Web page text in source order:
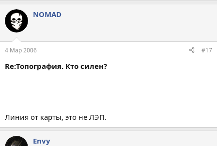
NOMAD
4 Мар 2006 #17
Re:Топография. Кто силен?
Линия от карты, это не ЛЭП.
Envy